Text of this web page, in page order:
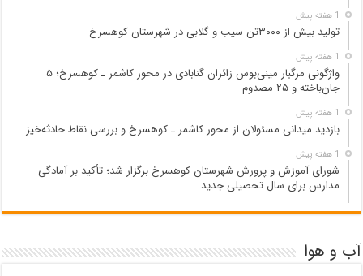
1 هفته پیش
تولید بیش از ۳۰۰۰تن سیب و گلابی در شهرستان کوهسرخ
1 هفته پیش
واژگونی مرگبار مینی‌بوس زائران گنابادی در محور کاشمر ـ کوهسرخ؛ ۵
جان‌باخته و ۲۵ مصدوم
1 هفته پیش
بازدید میدانی مسئولان از محور کاشمر ـ کوهسرخ و بررسی نقاط حادثه‌خیز
1 هفته پیش
شورای آموزش و پرورش شهرستان کوهسرخ برگزار شد؛ تأکید بر آمادگی
مدارس برای سال تحصیلی جدید
آب و هوا